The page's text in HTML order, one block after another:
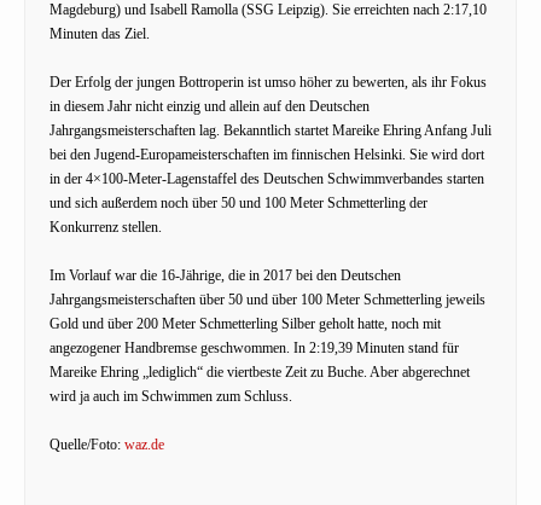
Magdeburg) und Isabell Ramolla (SSG Leipzig). Sie erreichten nach 2:17,10
Minuten das Ziel.
Der Erfolg der jungen Bottroperin ist umso höher zu bewerten, als ihr Fokus
in diesem Jahr nicht einzig und allein auf den Deutschen
Jahrgangsmeisterschaften lag. Bekanntlich startet Mareike Ehring Anfang Juli
bei den Jugend-Europameisterschaften im finnischen Helsinki. Sie wird dort
in der 4×100-Meter-Lagenstaffel des Deutschen Schwimmverbandes starten
und sich außerdem noch über 50 und 100 Meter Schmetterling der
Konkurrenz stellen.
Im Vorlauf war die 16-Jährige, die in 2017 bei den Deutschen
Jahrgangsmeisterschaften über 50 und über 100 Meter Schmetterling jeweils
Gold und über 200 Meter Schmetterling Silber geholt hatte, noch mit
angezogener Handbremse geschwommen. In 2:19,39 Minuten stand für
Mareike Ehring „lediglich“ die viertbeste Zeit zu Buche. Aber abgerechnet
wird ja auch im Schwimmen zum Schluss.
Quelle/Foto: waz.de